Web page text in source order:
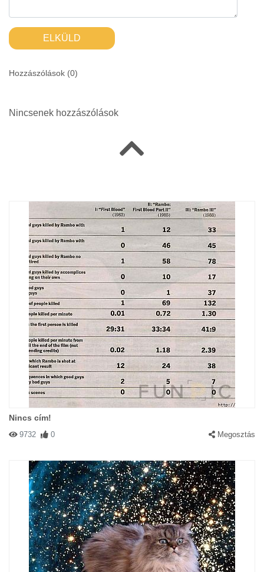
ELKÜLD
Hozzászólások (0)
Nincsenek hozzászólások
Nincs cím!
9732 0 Megosztás